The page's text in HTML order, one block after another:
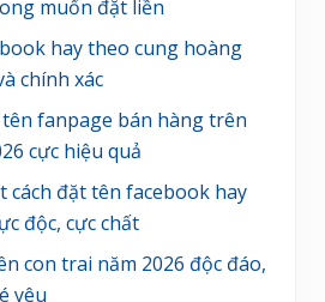
muốn đặt liền
hay theo cung hoàng
chính xác
fanpage bán hàng trên
cực hiệu quả
cách đặt tên facebook hay
độc, cực chất
con trai năm 2026 độc đáo,
yêu